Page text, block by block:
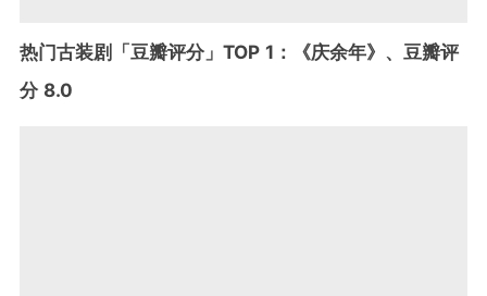
热门古装剧「豆瓣评分」TOP 1：《庆余年》、豆瓣评
分 8.0